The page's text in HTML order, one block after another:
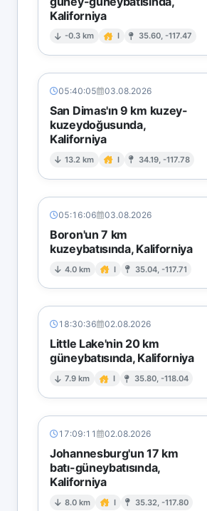
Kaliforniya
-0.3 km I 35.60, -117.47
05:40:05 03.08.2026
San Dimas'ın 9 km kuzey-
kuzeydoğusunda,
Kaliforniya
13.2 km I 34.19, -117.78
05:16:06 03.08.2026
Boron'un 7 km
kuzeybatısında, Kaliforniya
4.0 km I 35.04, -117.71
18:30:36 02.08.2026
Little Lake'nin 20 km
güneybatısında, Kaliforniya
7.9 km I 35.80, -118.04
17:09:11 02.08.2026
Johannesburg'un 17 km
batı-güneybatısında,
Kaliforniya
8.0 km I 35.32, -117.80